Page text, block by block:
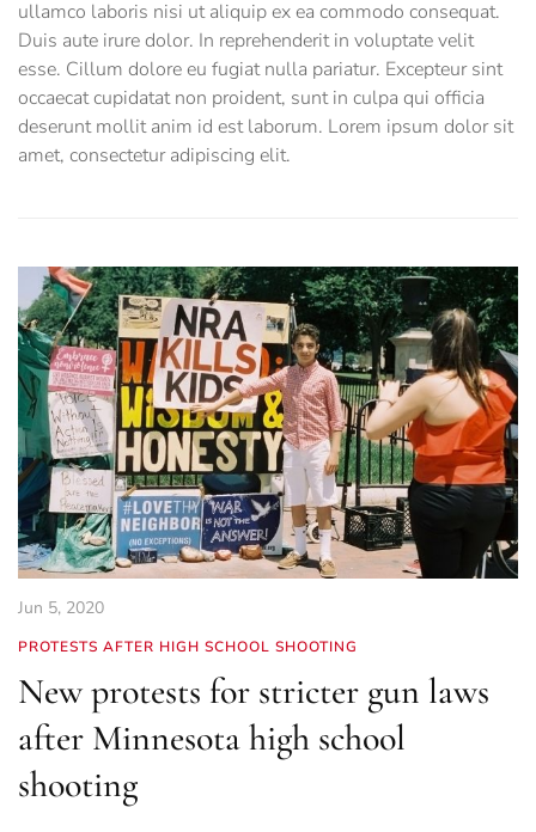
ullamco laboris nisi ut aliquip ex ea commodo consequat.
Duis aute irure dolor. In reprehenderit in voluptate velit
esse. Cillum dolore eu fugiat nulla pariatur. Excepteur sint
occaecat cupidatat non proident, sunt in culpa qui officia
deserunt mollit anim id est laborum. Lorem ipsum dolor sit
amet, consectetur adipiscing elit.
Jun 5, 2020
PROTESTS AFTER HIGH SCHOOL SHOOTING
New protests for stricter gun laws
after Minnesota high school
shooting